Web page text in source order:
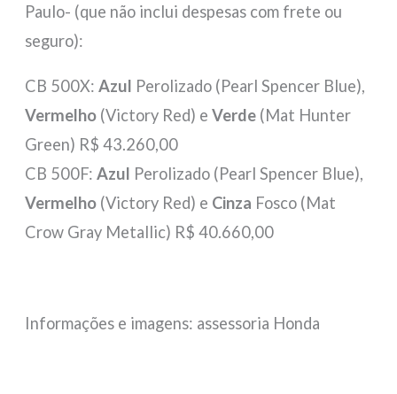
Paulo- (que não inclui despesas com frete ou
seguro):
CB 500X:Azul Perolizado (Pearl Spencer Blue),
Vermelho (Victory Red) eVerde (Mat Hunter
Green) R$ 43.260,00
CB 500F:Azul Perolizado (Pearl Spencer Blue),
Vermelho (Victory Red) e Cinza Fosco (Mat
Crow Gray Metallic) R$ 40.660,00
Informações e imagens: assessoria Honda